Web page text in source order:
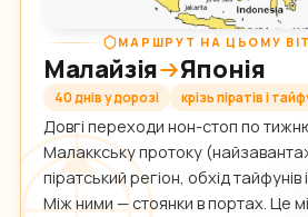
МАРШРУТ НА ЦЬОМУ
Малайзія Японія
40 днів у дорозі крізь піратів і
Довгі переходи нон-стоп по
Малаккську протоку
піратський регіон, обхід тайфунів і
Між ними — стоянки в портах. Це